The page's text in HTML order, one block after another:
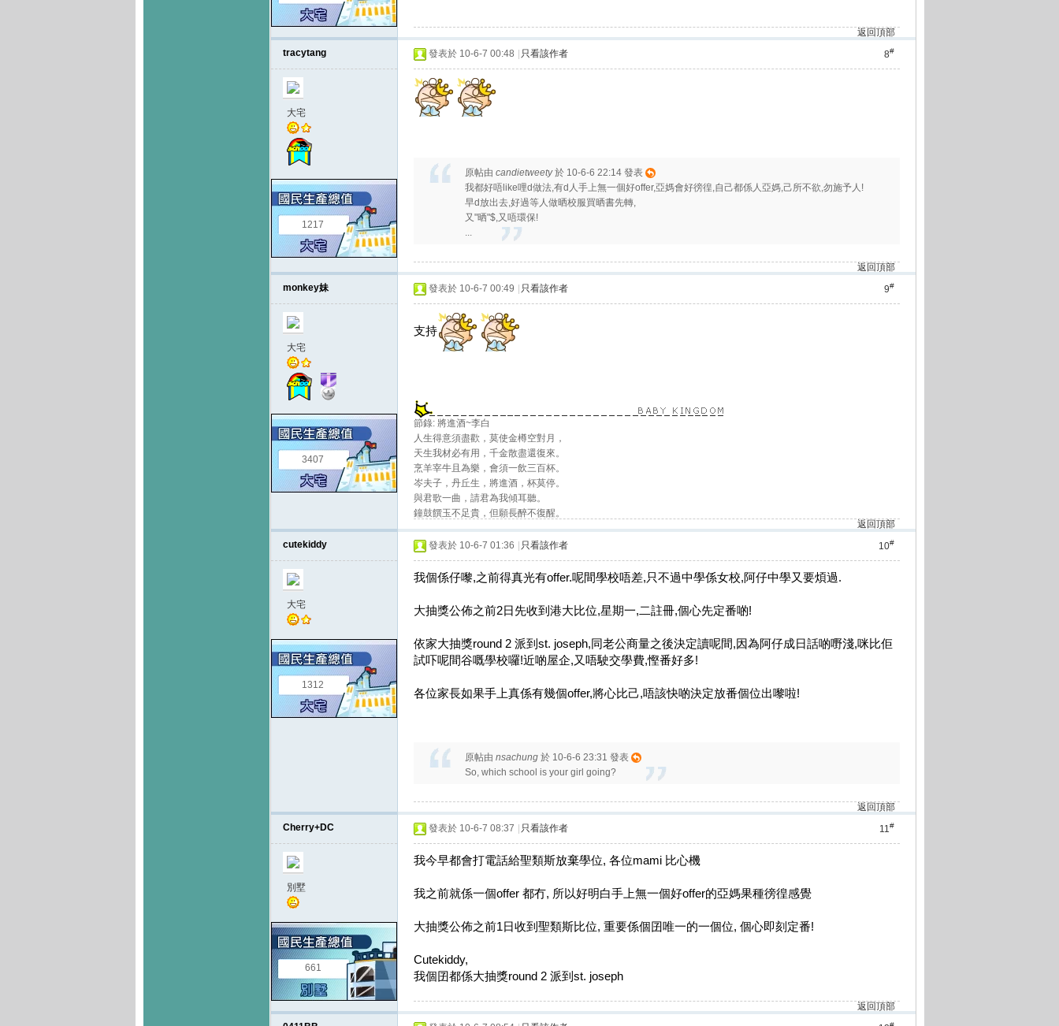
返回頂部
tracytang
大宅
1217
8#
發表於 10-6-7 00:48 只看該作者
原帖由 candietweety於 10-6-6 22:14 發表
我都好唔like哩d做法,有d人手上無一個好offer,亞媽會好徬徨,自己都係人亞媽,己所不欲,勿施予人!
早d放出去,好過等人做晒校服買晒書先轉,
又"晒"$,又唔環保!
...
返回頂部
monkey妹
大宅
3407
9#
發表於 10-6-7 00:49 只看該作者
支持
節錄: 將進酒~李白
人生得意須盡歡，莫使金樽空對月，
天生我材必有用，千金散盡還復來。
烹羊宰牛且為樂，會須一飲三百杯。
岑夫子，丹丘生，將進酒，杯莫停。
與君歌一曲，請君為我傾耳聽。
鐘鼓饌玉不足貴，但願長醉不復醒。
古來聖賢皆寂寞，惟有飲者留其名。
返回頂部
cutekiddy
大宅
1312
10#
發表於 10-6-7 01:36 只看該作者
我個係仔嚟,之前得真光有offer.呢間學校唔差,只不過中學係女校,阿仔中學又要煩過.
大抽獎公佈之前2日先收到港大比位,星期一,二註冊,個心先定番啲!
依家大抽獎round 2 派到st. joseph,同老公商量之後決定讀呢間,因為阿仔成日話啲嘢淺,咪比佢
試吓呢間谷嘅學校囉!近啲屋企,又唔駛交學費,慳番好多!
各位家長如果手上真係有幾個offer,將心比己,唔該快啲決定放番個位出嚟啦!
原帖由 nsachung 於 10-6-6 23:31 發表
So, which school is your girl going?
返回頂部
Cherry+DC
別墅
661
11#
發表於 10-6-7 08:37 只看該作者
我今早都會打電話給聖類斯放棄學位, 各位mami 比心機
我之前就係一個offer 都冇, 所以好明白手上無一個好offer的亞媽果種徬徨感覺
大抽獎公佈之前1日收到聖類斯比位, 重要係個囝唯一的一個位, 個心即刻定番!
Cutekiddy,
我個囝都係大抽獎round 2 派到st. joseph
返回頂部